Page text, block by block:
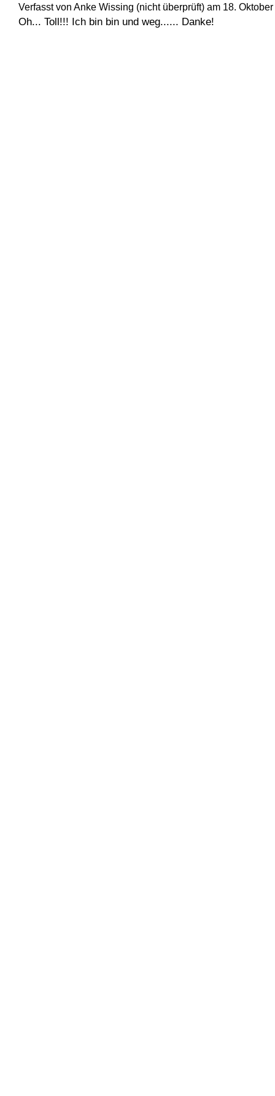
Verfasst von Anke Wissing (nicht überprüft) am 18.
Oh... Toll!!! Ich bin bin und weg...... Danke!